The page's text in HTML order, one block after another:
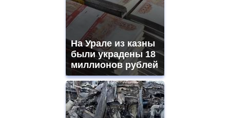
На Урале из казны
были украдены 18
миллионов рублей